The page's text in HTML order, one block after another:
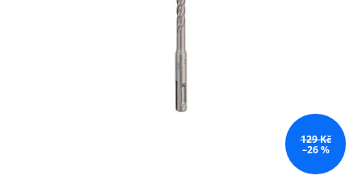
129 Kč
–26 %